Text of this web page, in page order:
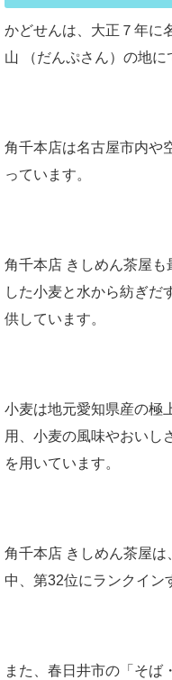
かどせんは、大正７年に
山 （だんぷさん）の地に
角千本店は名古屋市内や
っています。
角千本店 きしめん茶屋
した小麦と水から紡ぎだ
供しています。
小麦は地元愛知県産の極
用、小麦の風味やおいし
を用いています。
角千本店 きしめん茶屋
中、第32位にランクイン
また、春日井市の「そば